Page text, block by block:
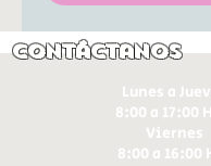
Contáctanos
Lunes a
8:00 a 17:00
Viernes
8:00 a 16:00